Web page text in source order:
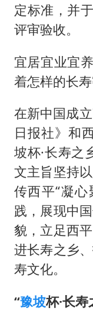
定标准，并
评审验收。
宜居宜业宜
着怎样的长
在新中国成
日报社》和
坡杯·长寿之
文主旨坚持
传西平“凝
践，展现中
貌，立足西
进长寿之乡
寿文化。
“豫坡杯·长